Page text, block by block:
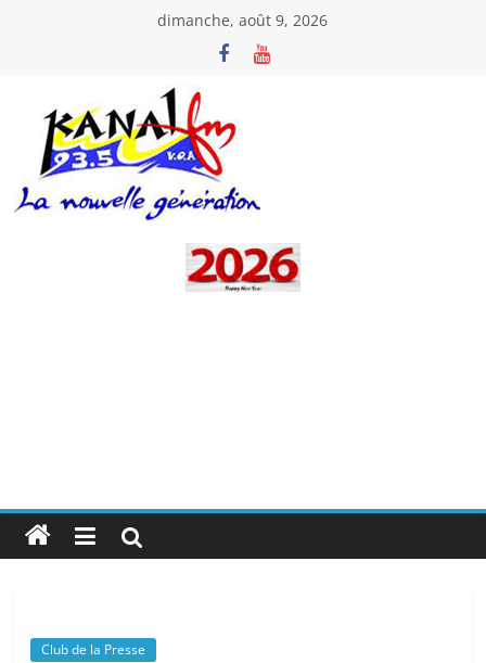
dimanche, août 9, 2026
Kanal
Club de la Presse